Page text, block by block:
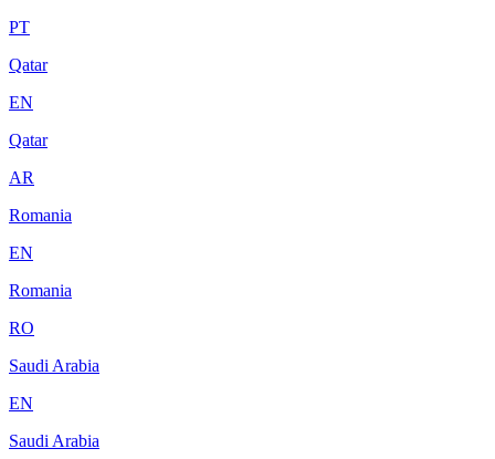
PT
Qatar
EN
Qatar
AR
Romania
EN
Romania
RO
Saudi Arabia
EN
Saudi Arabia